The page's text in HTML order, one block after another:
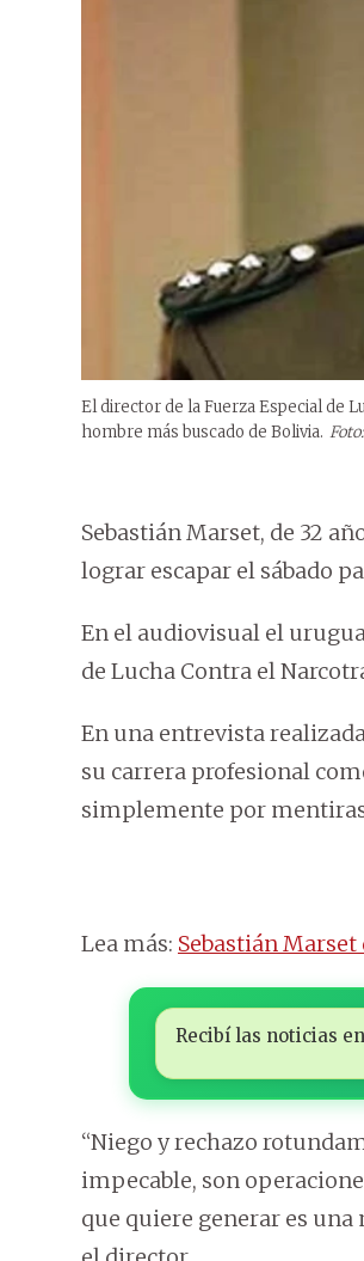
El director de la Fuerza Especial de
hombre más buscado de Bolivia.
Sebastián Marset, de 32
lograr escapar el sábado
En el audiovisual el
de Lucha Contra el
En una entrevista
su carrera profesional
simplemente por
Lea más: Sebastián
Recibí las noticias
“Niego y rechazo
impecable, son
que quiere generar es